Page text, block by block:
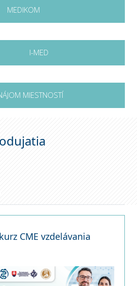
MEDIKOM
I-MED
MIESTNOSTÍ
CME vzdelávania